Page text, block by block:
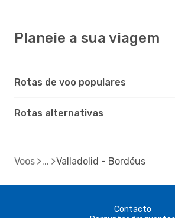
Planeie a sua viagem
Rotas de voo populares
Rotas alternativas
Voos Valladolid - Bordéus
Contacto